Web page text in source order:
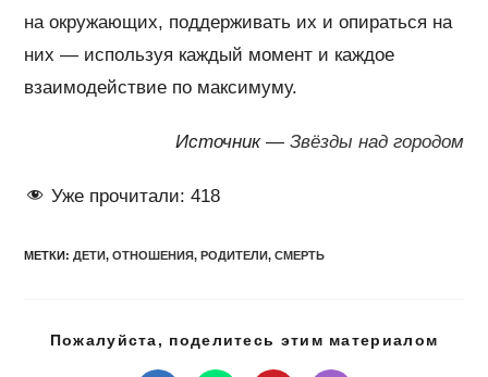
на окружающих, поддерживать их и опираться на
них — используя каждый момент и каждое
взаимодействие по максимуму.
Источник — Звёзды над городом
Уже прочитали: 418
МЕТКИ:ДЕТИ, ОТНОШЕНИЯ, РОДИТЕЛИ, СМЕРТЬ
Пожалуйста, поделитесь этим материалом